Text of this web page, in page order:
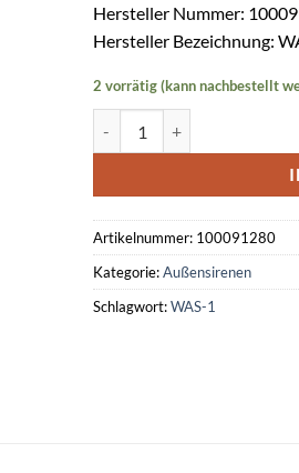
Hersteller Nummer:
Hersteller Bezeichnung:
2 vorrätig (kann nachbestellt
Artikelnummer: 100091280
Kategorie:Außensirenen
Schlagwort:WAS-1